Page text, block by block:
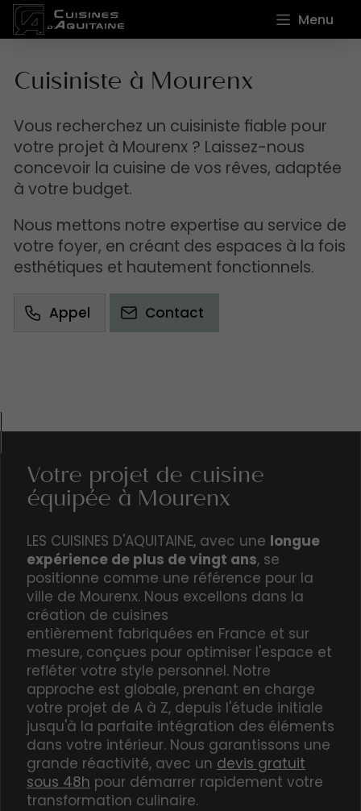
Menu
Cuisiniste à Mourenx
Vous recherchez un cuisiniste fiable pour
votre projet à Mourenx ? Laissez-nous
concevoir la cuisine de vos rêves, adaptée
à votre budget.
Nous mettons notre expertise au service de
votre foyer, en créant des espaces à la fois
esthétiques et hautement fonctionnels.
Appel Contact
Votre projet de cuisine
équipée à Mourenx
LES CUISINES D'AQUITAINE, avec une longue
expérience de plus de vingt ans, se
positionne comme une référence pour la
ville de Mourenx. Nous excellons dans la
création de cuisines
entièrement fabriquées en France et sur
mesure, conçues pour optimiser l'espace et
refléter votre style personnel. Notre
approche est globale, prenant en charge
votre projet de A à Z, depuis l'étude initiale
jusqu'à la parfaite intégration des éléments
dans votre intérieur. Nous garantissons une
grande réactivité, avec un devis gratuit
sous 48h pour démarrer rapidement votre
transformation culinaire.